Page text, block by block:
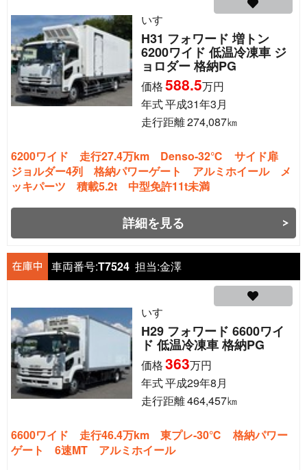
いすゞ
H31 フォワード 増トン
6200ワイド 低温冷凍車 ジ
ョロダー 格納PG
価格588.5万円
年式平成31年3月
走行距離274,087㎞
6200ワイド 走行27.4万km Denso-32℃ サイド扉
ジョルダー4列 格納パワーゲート アルミホイール メ
ッキパーツ 積載5.2t 中型免許11t未満
詳細を見る
車両番号:T7524 担当:金澤
いすゞ
H29 フォワード 6600ワイ
ド 低温冷凍車 格納PG
価格363万円
年式平成29年8月
走行距離464,457㎞
6600ワイド 走行46.4万km 東プレ-30℃ 格納パワー
ゲート 6速MT アルミホイール